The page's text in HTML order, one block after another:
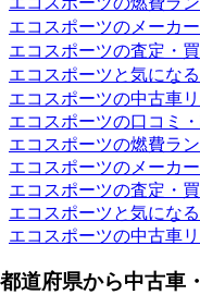
エコスポーツのメーカ
エコスポーツの査定・
エコスポーツと気にな
エコスポーツの中古車
エコスポーツの口コミ
エコスポーツの燃費ラ
エコスポーツのメーカ
エコスポーツの査定・
エコスポーツと気にな
エコスポーツの中古車
都道府県から中古車